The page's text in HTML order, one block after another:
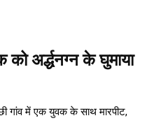
अर्द्धनग्न के घुमाया
गांव में एक युवक के साथ मारपीट,